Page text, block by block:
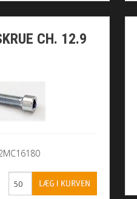
CH. 12.9